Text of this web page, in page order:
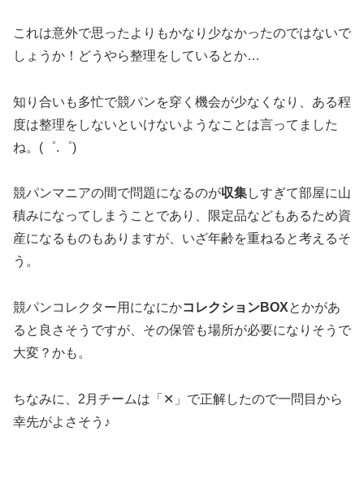
これは意外で思ったよりもかなり少なかったのではないで
しょうか！どうやら整理をしているとか…
知り合いも多忙で競パンを穿く機会が少なくなり、ある程
度は整理をしないといけないようなことは言ってました
ね。(゜.゜)
競パンマニアの間で問題になるのが収集しすぎて部屋に山
積みになってしまうことであり、限定品などもあるため資
産になるものもありますが、いざ年齢を重ねると考えるそ
う。
競パンコレクター用になにかコレクションBOXとかがあ
ると良さそうですが、その保管も場所が必要になりそうで
大変？かも。
ちなみに、2月チームは「✕」で正解したので一問目から
幸先がよさそう♪